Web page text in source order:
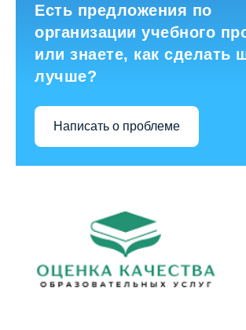
Есть предложения по
организации учебного
или знаете, как сделать
лучше?
Написать о проблеме